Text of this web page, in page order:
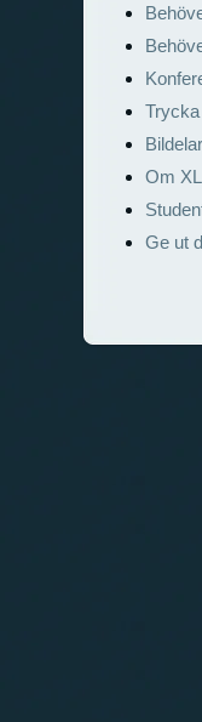
Bildelar
Om
Ge ut